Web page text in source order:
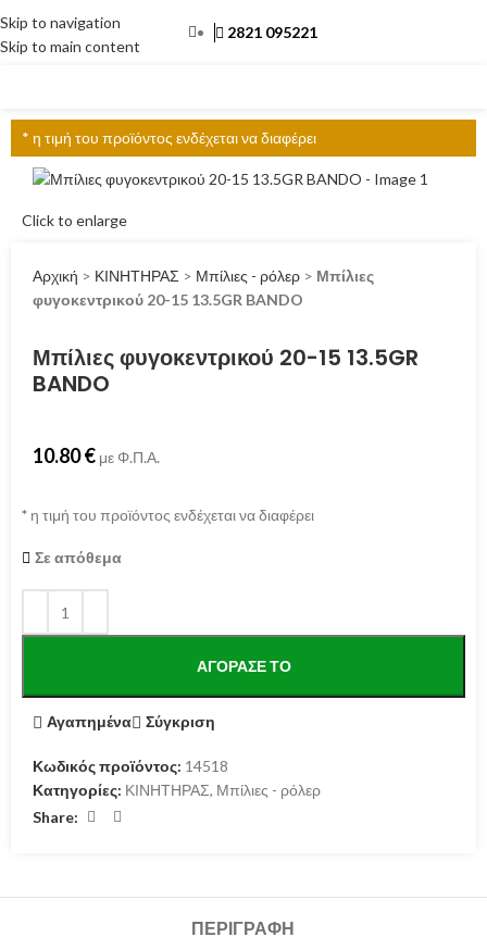
Skip to navigation
Skip to main content
2821 095221
* η τιμή του προϊόντος ενδέχεται να διαφέρει
Click to enlarge
Αρχική > ΚΙΝΗΤΗΡΑΣ > Μπίλιες - ρόλερ > Μπίλιες
φυγοκεντρικού 20-15 13.5GR BANDO
Μπίλιες φυγοκεντρικού 20-15 13.5GR
BANDO
10.80€ με Φ.Π.Α.
*η τιμή του προϊόντος ενδέχεται να διαφέρει
Σε απόθεμα
ΑΓΌΡΑΣΕ ΤΟ
Αγαπημένα Σύγκριση
Κωδικός προϊόντος: 14518
Κατηγορίες: ΚΙΝΗΤΗΡΑΣ, Μπίλιες - ρόλερ
Share:
ΠΕΡΙΓΡΑΦΉ